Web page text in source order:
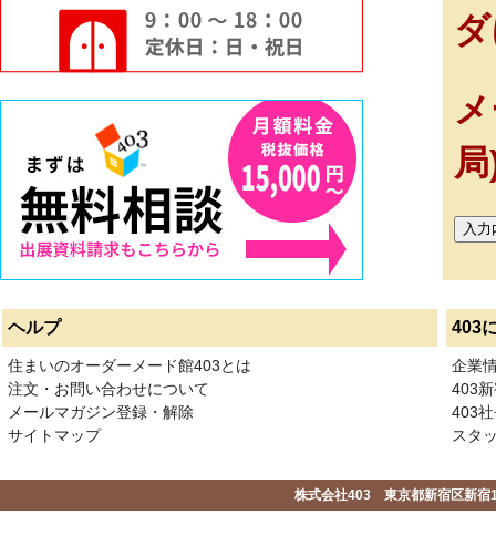
ヘルプ 403
住まいのオーダーメード館403とは
注文・お問い合わせについて
メールマガジン登録・解除
サイトマップ
企業
403
403
スタ
株式会社403 東京都新宿区新